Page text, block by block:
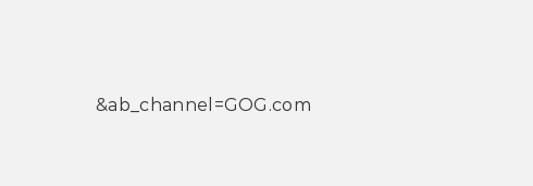
&ab_channel=GOG.com